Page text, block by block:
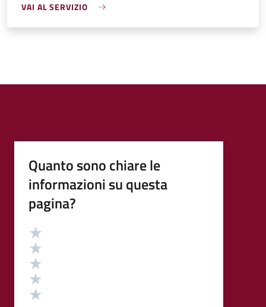
VAI AL SERVIZIO
Quanto sono chiare le
informazioni su questa
pagina?
Valutazione